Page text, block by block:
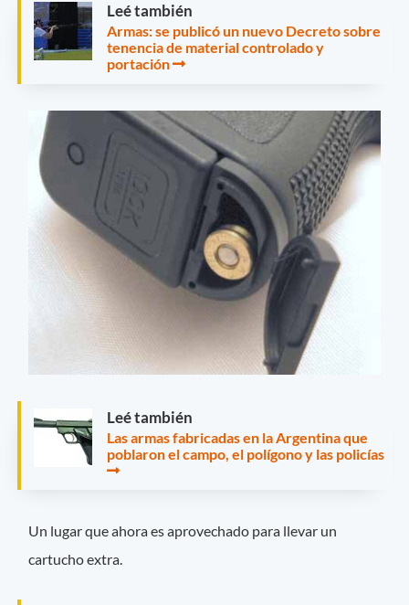
Leé también
Armas: se publicó un nuevo Decreto sobre
tenencia de material controlado y
portación
Leé también
Las armas fabricadas en la Argentina que
poblaron el campo, el polígono y las policías
Un lugar que ahora es aprovechado para llevar un
cartucho extra.